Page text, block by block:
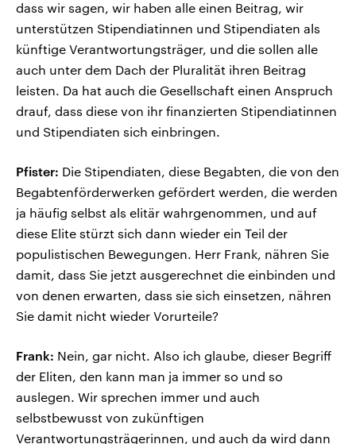
dass wir sagen, wir haben alle einen Beitrag, wir
unterstützen Stipendiatinnen und Stipendiaten als
künftige Verantwortungsträger, und die sollen alle
auch unter dem Dach der Pluralität ihren Beitrag
leisten. Da hat auch die Gesellschaft einen Anspruch
drauf, dass diese von ihr finanzierten Stipendiatinnen
und Stipendiaten sich einbringen.
Pfister: Die Stipendiaten, diese Begabten, die von den
Begabtenförderwerken gefördert werden, die werden
ja häufig selbst als elitär wahrgenommen, und auf
diese Elite stürzt sich dann wieder ein Teil der
populistischen Bewegungen. Herr Frank, nähren Sie
damit, dass Sie jetzt ausgerechnet die einbinden und
von denen erwarten, dass sie sich einsetzen, nähren
Sie damit nicht wieder Vorurteile?
Frank: Nein, gar nicht. Also ich glaube, dieser Begriff
der Eliten, den kann man ja immer so und so
auslegen. Wir sprechen immer und auch
selbstbewusst von zukünftigen
Verantwortungsträgerinnen, und auch da wird dann